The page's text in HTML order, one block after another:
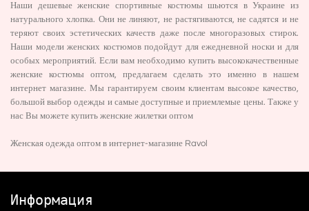
Наши дешевые женские спортивные костюмы шьются в Украине из
натурального хлопка. Они не линяют, не растягиваются, не садятся и не
теряют своих эстетических качеств даже после многоразовых стирок.
Наши модели женских костюмов подойдут для ежедневной носки и для
особых мероприятий. Если вам необходимо купить высококачественные
женские костюмы оптом, предлагаем сделать это именно в нашем
интернет магазине. Мы гарантируем своим клиентам высокое качество,
большой выбор одежды и самые доступные и приемлемые цены. Также у
нас Вы можете купить женские жилетки оптом
Женская одежда оптом в интернет-магазине Ravol
Информация